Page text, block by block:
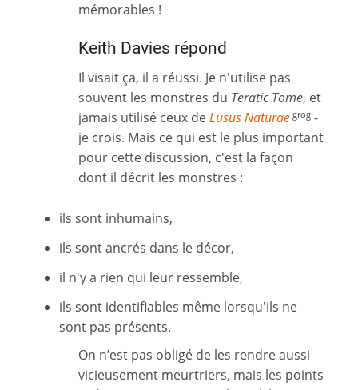
mémorables !
Keith Davies répond
Il visait ça, il a réussi. Je n'utilise pas
souvent les monstres du Teratic Tome, et
jamais utilisé ceux deLusus Naturae grog -
je crois. Mais ce qui est le plus important
pour cette discussion, c'est la façon
dont il décrit les monstres :
ils sont inhumains,
ils sont ancrés dans le décor,
il n'y a rien qui leur ressemble,
ils sont identifiables même lorsqu'ils ne
sont pas présents.
On n’est pas obligé de les rendre aussi
vicieusement meurtriers, mais les points